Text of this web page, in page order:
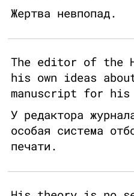
Жертва невпопад.
The editor of the
his own ideas
manuscript for
У редактора
особая система
печати.